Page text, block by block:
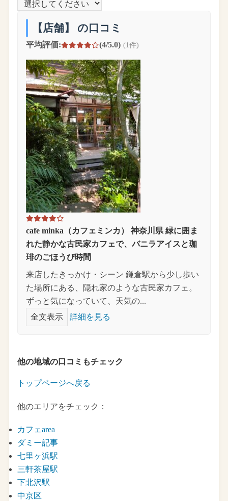
【店舗】 の口コミ
平均評価: (4/5.0) (1件)
cafe minka（カフェミンカ） 神奈川県 緑に囲ま
れた静かな古民家カフェで、バニラアイスと珈
琲のごほうび時間
来店したきっかけ・シーン 鎌倉駅から少し歩い
た場所にある、隠れ家のような古民家カフェ。
ずっと気になっていて、天気の...
全文表示
詳細を見る
他の地域の口コミもチェック
トップページへ戻る
他のエリアをチェック：
カフェarea
ダミー記事
七里ヶ浜駅
三軒茶屋駅
下北沢駅
中京区